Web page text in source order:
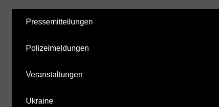
Pressemitteilungen
Polizeimeldungen
Veranstaltungen
Ukraine